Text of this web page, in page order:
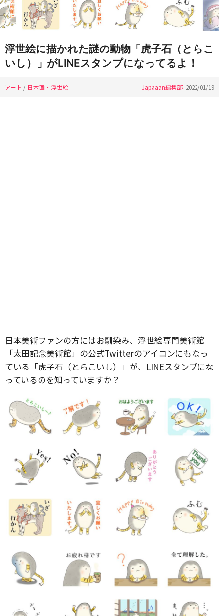
浮世絵に描かれた謎の動物「虎子石（とらこ
いし）」がLINEスタンプになってるよ！
アート / 日本画・浮世絵 Japaaan編集部 2022/01/19
日本美術ファンの方にはお馴染み、浮世絵専門美術館
「太田記念美術館」の公式Twitterのアイコンにもなっ
ている「虎子石（とらこいし）」が、LINEスタンプにな
っているのを知っていますか？